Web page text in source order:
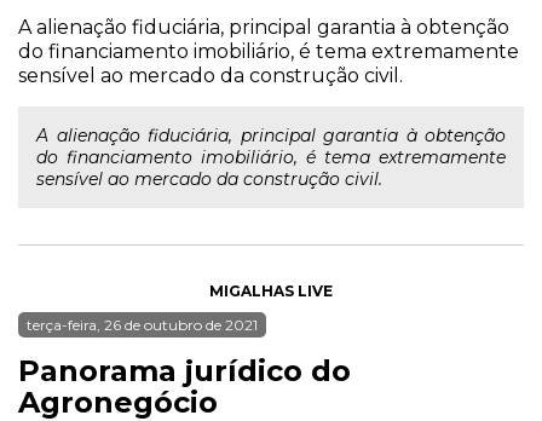
A alienação fiduciária, principal garantia à obtenção
do financiamento imobiliário, é tema extremamente
sensível ao mercado da construção civil.
A alienação fiduciária, principal garantia à obtenção
do financiamento imobiliário, é tema extremamente
sensível ao mercado da construção civil.
MIGALHAS LIVE
terça-feira, 26 de outubro de 2021
Panorama jurídico do
Agronegócio